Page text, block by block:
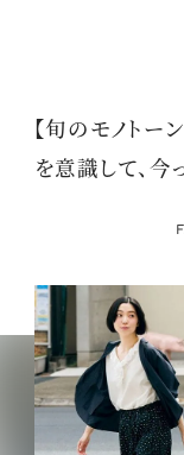
【旬のモノト
を意識して、今